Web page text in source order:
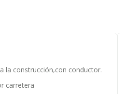
la construcción,con conductor.
carretera